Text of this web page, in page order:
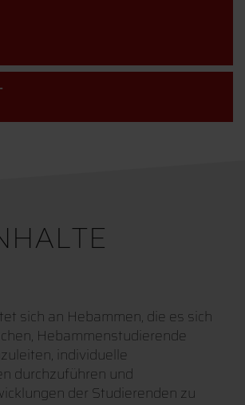
sich an Hebammen, die es sich
Hebammenstudierende
individuelle
durchzuführen und
der Studierenden zu